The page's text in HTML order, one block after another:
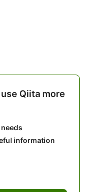
Qiita more
information